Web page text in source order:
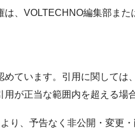
、VOLTECHNO編集部また
ています。引用に関して
が正当な範囲内を超える場
、予告なく非公開・変更・